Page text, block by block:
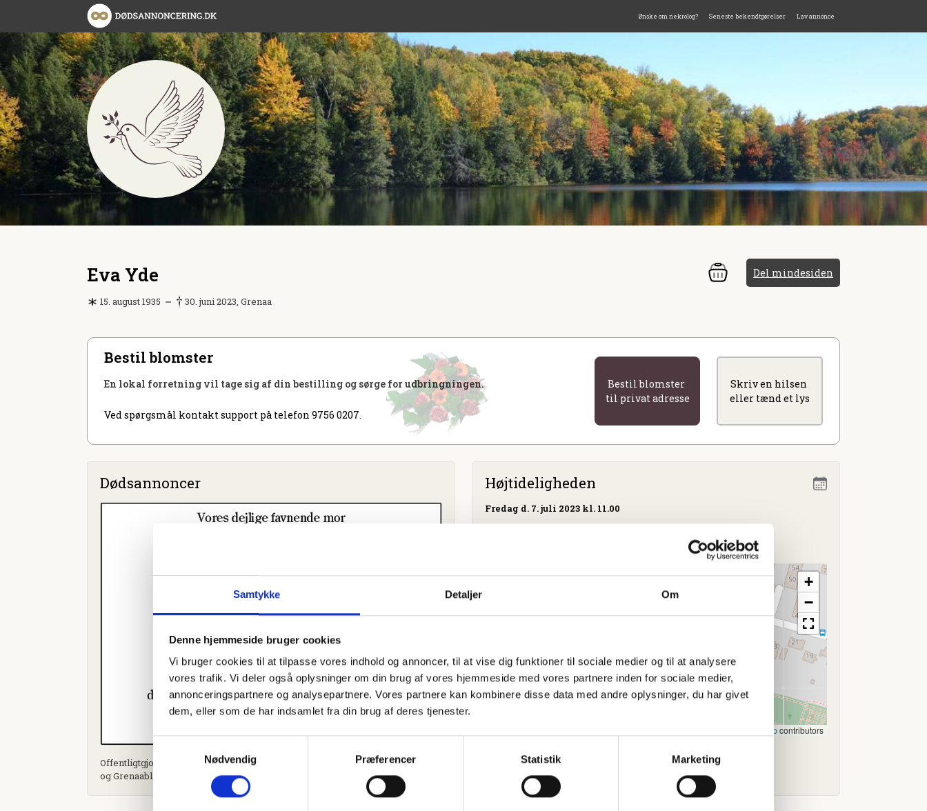
Samtykke Detaljer Om
Denne hjemmeside bruger cookies
Vi bruger cookies til at tilpasse vores indhold og annoncer, til at vise dig funktioner til sociale medier og til at analysere
vores trafik. Vi deler også oplysninger om din brug af vores hjemmeside med vores partnere inden for sociale medier,
annonceringspartnere og analysepartnere. Vores partnere kan kombinere disse data med andre oplysninger, du har givet
dem, eller som de har indsamlet fra din brug af deres tjenester.
Samtykkevalg
Nødvendig
Præferencer Statistik Marketing
Ønske om nekrolog? Seneste bekendtgørelser Lav annonce
Eva Yde Del mindesiden
15. august 1935 30. juni 2023, Grenaa
Bestil blomster
En lokal forretning vil tage sig af din bestilling og sørge for udbringningen.
Ved spørgsmål kontakt support på telefon 9756 0207.
Bestil blomster
til privat adresse
Skriv en hilsen
eller tænd et lys
Dødsannoncer
Offentligtgjort i Din Avis Norddjurs (sammenlægning af Folkebladet Norddjurs
og Grenaabladet) d. 5. juli 2023
Højtideligheden
Fredag d. 7. juli 2023 kl. 11.00
+
−
OpenStreetMapcontributors